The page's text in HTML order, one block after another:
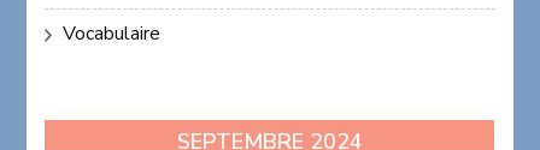
Vocabulaire
SEPTEMBRE 2024